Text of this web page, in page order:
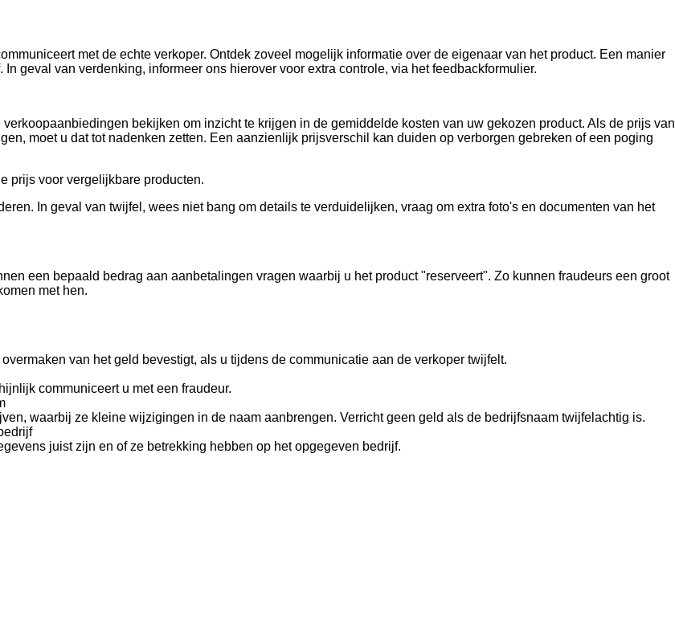
met de echte verkoper. Ontdek zoveel mogelijk informatie over de eigenaar van het product. Een manier
geval van verdenking, informeer ons hierover voor extra controle, via het feedbackformulier.
bekijken om inzicht te krijgen in de gemiddelde kosten van uw gekozen product. Als de prijs van
moet u dat tot nadenken zetten. Een aanzienlijk prijsverschil kan duiden op verborgen gebreken of een poging
prijs voor vergelijkbare producten.
In geval van twijfel, wees niet bang om details te verduidelijken, vraag om extra foto's en documenten van het
een bepaald bedrag aan aanbetalingen vragen waarbij u het product "reserveert". Zo kunnen fraudeurs een groot
met hen.
van het geld bevestigt, als u tijdens de communicatie aan de verkoper twijfelt.
communiceert u met een fraudeur.
waarbij ze kleine wijzigingen in de naam aanbrengen. Verricht geen geld als de bedrijfsnaam twijfelachtig is.
juist zijn en of ze betrekking hebben op het opgegeven bedrijf.